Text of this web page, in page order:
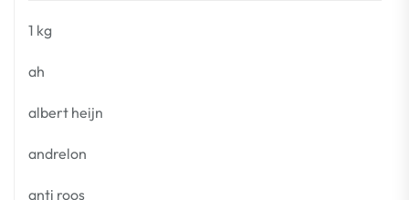
1 kg
ah
albert heijn
andrelon
anti roos